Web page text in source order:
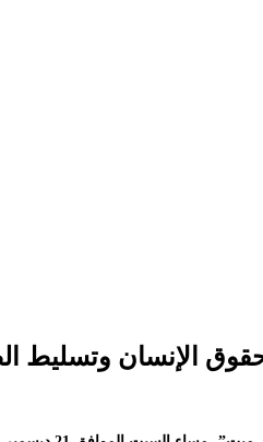
الإنسان وتسليط